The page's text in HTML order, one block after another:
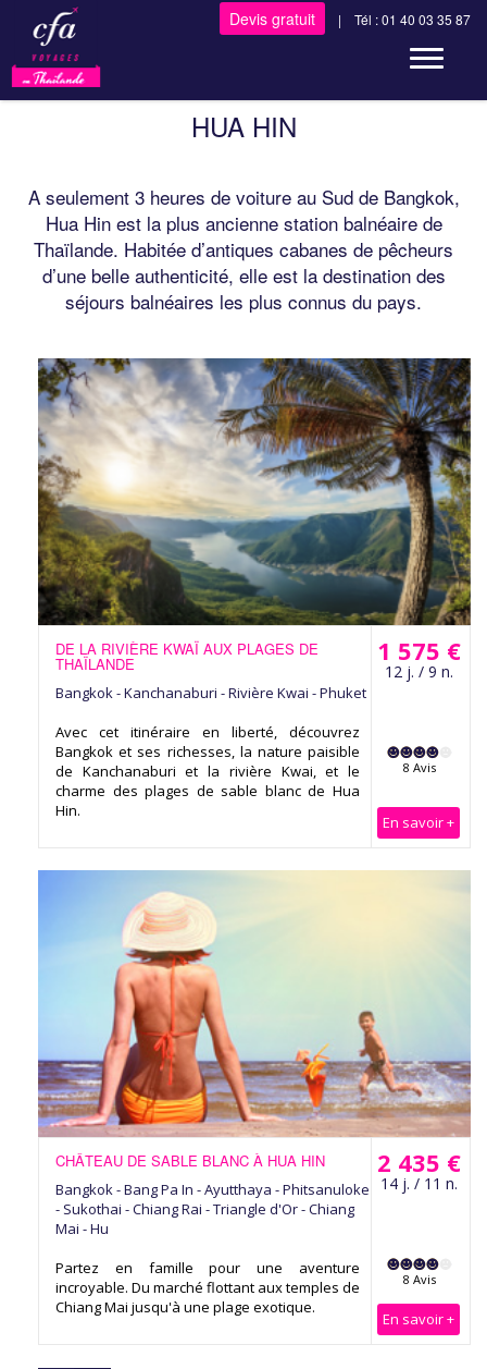
Devis gratuit | Tél : 01 40 03 35 87
Toggle
HUA HIN
A seulement 3 heures de voiture au Sud de Bangkok,
Hua Hin est la plus ancienne station balnéaire de
Thaïlande. Habitée d’antiques cabanes de pêcheurs
d’une belle authenticité, elle est la destination des
séjours balnéaires les plus connus du pays.
1 575 €
12 j. / 9 n.
8 Avis
En savoir +
DE LA RIVIÈRE KWAÏ AUX PLAGES DE
THAÏLANDE
Bangkok - Kanchanaburi - Rivière Kwai - Phuket
Avec cet itinéraire en liberté, découvrez
Bangkok et ses richesses, la nature paisible
de Kanchanaburi et la rivière Kwai, et le
charme des plages de sable blanc de Hua
Hin.
2 435 €
14 j. / 11 n.
8 Avis
En savoir +
CHÂTEAU DE SABLE BLANC À HUA HIN
Bangkok - Bang Pa In - Ayutthaya - Phitsanuloke
- Sukothai - Chiang Rai - Triangle d'Or - Chiang
Mai - Hu
Partez en famille pour une aventure
incroyable. Du marché flottant aux temples de
Chiang Mai jusqu'à une plage exotique.